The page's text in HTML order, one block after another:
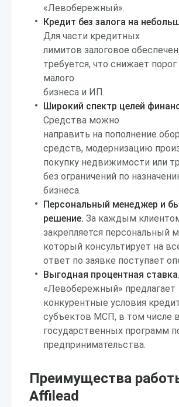
«Левобережный».
Кредит без залога на
Для части кредитных
лимитов залоговое
требуется, что снижает порог
малого
бизнеса и ИП.
Широкий спектр целей
Средства можно
направить на пополнение
средств, модернизацию
покупку недвижимости или
без ограничений по
бизнеса.
Персональный менеджер и
решение. За каждым
закрепляется персональный
который консультирует на
ответ по заявке поступает
Выгодная процентная ставка.
«Левобережный» предлагает
конкурентные условия
субъектов МСП, в том числе
государственных программ
предпринимательства.
Преимущества
Affilead